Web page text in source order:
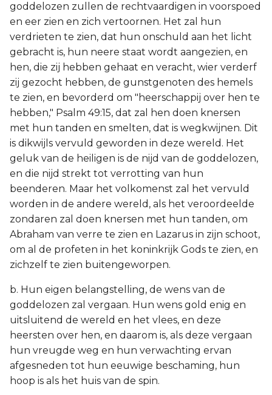
goddelozen zullen de rechtvaardigen in voorspoed
en eer zien en zich vertoornen. Het zal hun
verdrieten te zien, dat hun onschuld aan het licht
gebracht is, hun neere staat wordt aangezien, en
hen, die zij hebben gehaat en veracht, wier verderf
zij gezocht hebben, de gunstgenoten des hemels
te zien, en bevorderd om "heerschappij over hen te
hebben," Psalm 49:15, dat zal hen doen knersen
met hun tanden en smelten, dat is wegkwijnen. Dit
is dikwijls vervuld geworden in deze wereld. Het
geluk van de heiligen is de nijd van de goddelozen,
en die nijd strekt tot verrotting van hun
beenderen. Maar het volkomenst zal het vervuld
worden in de andere wereld, als het veroordeelde
zondaren zal doen knersen met hun tanden, om
Abraham van verre te zien en Lazarus in zijn schoot,
om al de profeten in het koninkrijk Gods te zien, en
zichzelf te zien buitengeworpen.
b. Hun eigen belangstelling, de wens van de
goddelozen zal vergaan. Hun wens gold enig en
uitsluitend de wereld en het vlees, en deze
heersten over hen, en daarom is, als deze vergaan
hun vreugde weg en hun verwachting ervan
afgesneden tot hun eeuwige beschaming, hun
hoop is als het huis van de spin.